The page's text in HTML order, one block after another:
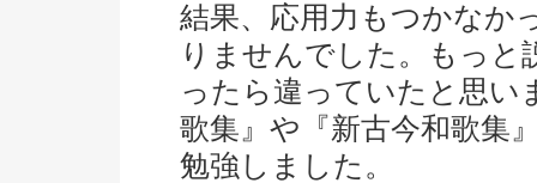
結果、応用力もつかなか
りませんでした。もっと
ったら違っていたと思い
歌集』や『新古今和歌集
勉強しました。